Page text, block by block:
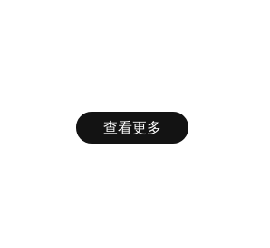
查看更多